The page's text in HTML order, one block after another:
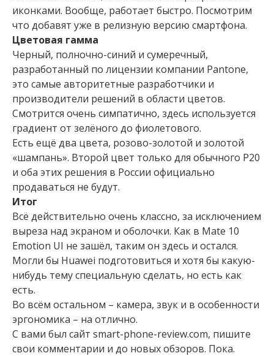
иконками. Вообще, работает быстро. Посмотрим
что добавят уже в релизную версию смартфона.
Цветовая гамма
Черный, полночно-синий и сумеречный,
разработанный по лицензии компании Pantone,
это самые авторитетные разработчики и
производители решений в области цветов.
Смотрится очень симпатично, здесь используется
градиент от зелёного до фиолетового.
Есть ещё два цвета, розово-золотой и золотой
«шампань». Второй цвет только для обычного P20
и оба этих решения в России официально
продаваться не будут.
Итог
Всё действительно очень классно, за исключением
выреза над экраном и оболочки. Как в Matе 10
Emotion UI не зашёл, таким он здесь и остался.
Могли бы Huawei подготовиться и хотя бы какую-
нибудь тему специальную сделать, но есть как
есть.
Во всём остальном – камера, звук и в особенности
эргономика – на отлично.
С вами был сайт smart-phone-review.com, пишите
свои комментарии и до новых обзоров. Пока.